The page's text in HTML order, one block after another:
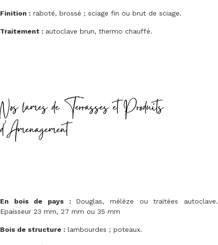
Finition : raboté, brossé ; sciage fin ou brut de sciage.
Traitement : autoclave brun, thermo chauffé.
Nos lames de Terrasses et Produits
d'Amenagement
En bois de pays : Douglas, mélèze ou traitées autoclave.
Epaisseur 23 mm, 27 mm ou 35 mm
Bois de structure : lambourdes ; poteaux.